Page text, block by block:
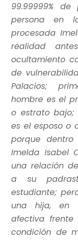
99.99999%
persona en
procesada
realidad
ocultamiento
de
Palacios;
hombre es el
o estrato bajo;
es el esposo o
porque
Imelda Isabel
una relación
a su
estudiante;
una hija, en
afectiva
condición de